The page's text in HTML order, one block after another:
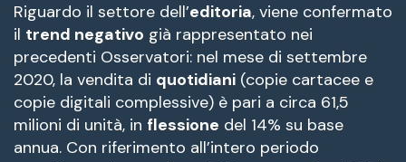
Riguardo il settore dell’editoria, viene confermato
il trend negativo già rappresentato nei
precedenti Osservatori: nel mese di settembre
2020, la vendita di quotidiani (copie cartacee e
copie digitali complessive) è pari a circa 61,5
milioni di unità, in flessione del 14% su base
annua. Con riferimento all’intero periodo